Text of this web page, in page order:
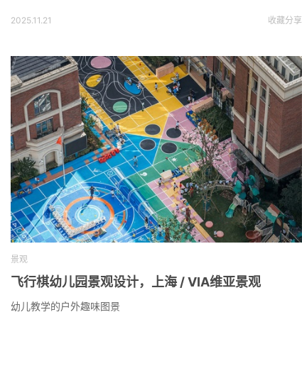
2025.11.21 收藏分享
景观
飞行棋幼儿园景观设计，上海 / VIA维亚景观
幼儿教学的户外趣味图景